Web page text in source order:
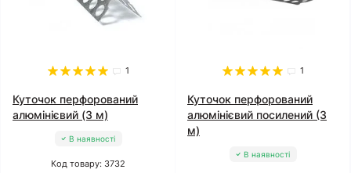
1
Куточок перфорований
алюмінієвий (3 м)
В наявності
Код товару: 3732
1
Куточок перфорований
алюмінієвий посилений (3
м)
В наявності